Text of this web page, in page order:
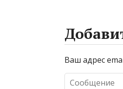
Ваш адрес